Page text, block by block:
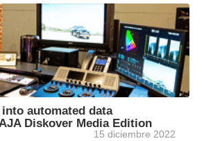
into automated data
Diskover Media Edition
15 diciembre 2022